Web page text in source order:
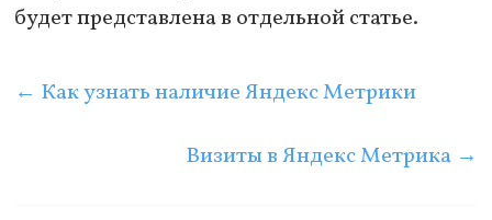
будет представлена в отдельной статье.
← Как узнать наличие Яндекс Метрики
Визиты в Яндекс Метрика →